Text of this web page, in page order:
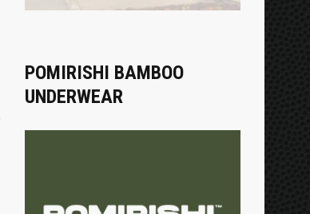
POMIRISHI BAMBOO
UNDERWEAR